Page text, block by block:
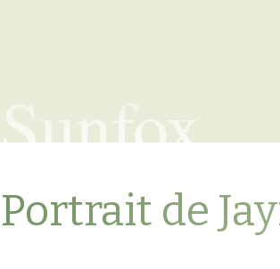
Sunfox
Portrait de